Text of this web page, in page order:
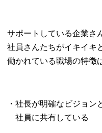
サポートしている企業さ
社員さんたちがイキイキ
働かれている職場の特徴
・社長が明確なビジョン
社員に共有している